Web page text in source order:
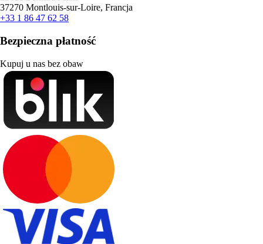
37270 Montlouis-sur-Loire, Francja
+33 1 86 47 62 58
Bezpieczna płatność
Kupuj u nas bez obaw